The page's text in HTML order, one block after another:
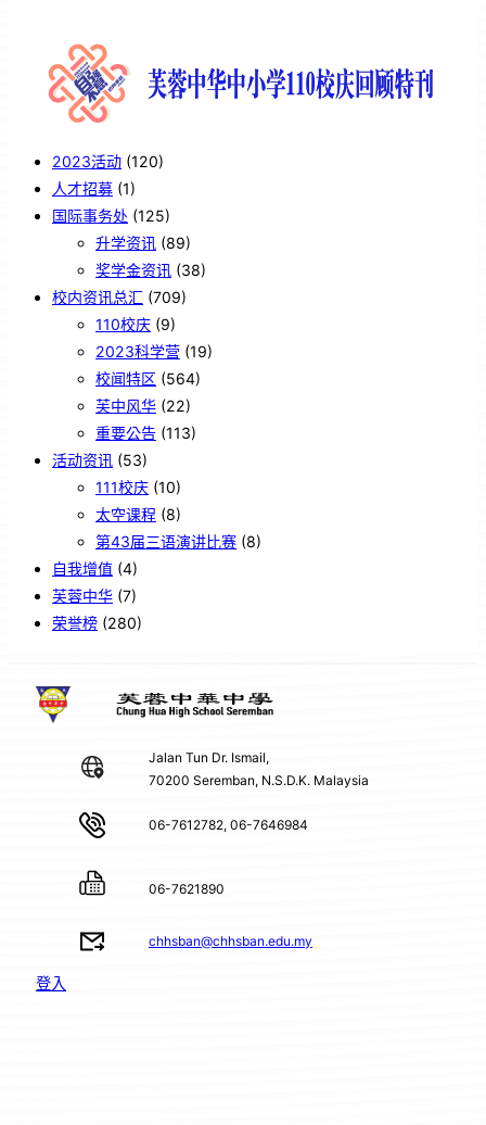
2023活动 (120)
人才招募 (1)
国际事务处 (125)
升学资讯 (89)
奖学金资讯 (38)
校内资讯总汇 (709)
110校庆 (9)
2023科学营 (19)
校闻特区 (564)
芙中风华 (22)
重要公告 (113)
活动资讯 (53)
111校庆 (10)
太空课程 (8)
第43届三语演讲比赛 (8)
自我增值 (4)
芙蓉中华 (7)
荣誉榜 (280)
Jalan Tun Dr. Ismail,
70200 Seremban, N.S.D.K. Malaysia
06-7612782, 06-7646984
06-7621890
chhsban@chhsban.edu.my
登入